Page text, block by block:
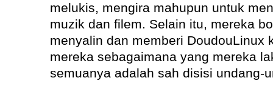
melukis, mengira mahupun untuk
muzik dan filem. Selain itu, mereka
menyalin dan memberi DoudouLinux
mereka sebagaimana yang mereka
semuanya adalah sah disisi undang-